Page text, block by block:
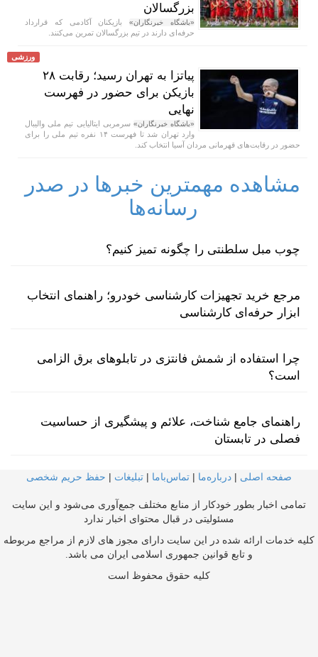
بزرگسالان
«باشگاه خبرنگاران»بازیکنان آکادمی که قرارداد
حرفه‌ای دارند در تیم بزرگسالان تمرین می‌کنند.
ورزشی
پیاتزا به تهران رسید؛ رقابت ۲۸
بازیکن برای حضور در فهرست
نهایی
«باشگاه خبرنگاران» سرمربی ایتالیایی تیم ملی والیبال
وارد تهران شد تا فهرست ۱۴ نفره تیم ملی را برای
حضور در رقابت‌های قهرمانی مردان آسیا انتخاب کند.
مشاهده مهمترین خبرها در صدر
رسانه‌ها
چوب مبل سلطنتی را چگونه تمیز کنیم؟
مرجع خرید تجهیزات کارشناسی خودرو؛ راهنمای انتخاب
ابزار حرفه‌ای کارشناسی
چرا استفاده از شمش فانتزی در تابلوهای برق الزامی
است؟
راهنمای جامع شناخت، علائم و پیشگیری از حساسیت
فصلی در تابستان
صفحه اصلی | درباره‌ما | تماس‌با‌ما | تبلیغات | حفظ حریم شخصی
تمامی اخبار بطور خودکار از منابع مختلف جمع‌آوری می‌شود و این سایت
مسئولیتی در قبال محتوای اخبار ندارد
کلیه خدمات ارائه شده در این سایت دارای مجوز های لازم از مراجع مربوطه
و تابع قوانین جمهوری اسلامی ایران می باشد.
کلیه حقوق محفوظ است